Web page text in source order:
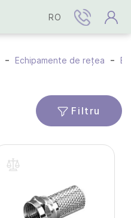
RO
Echipamente de rețea
Filtru